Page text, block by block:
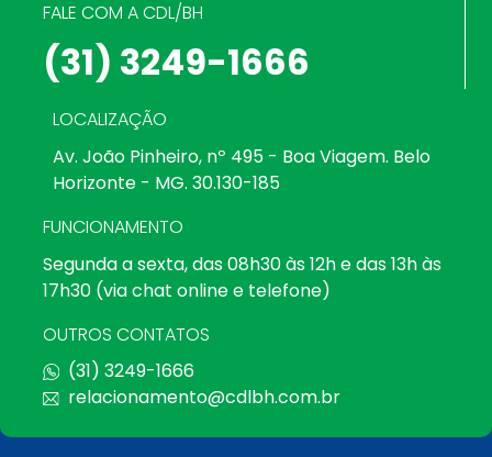
FALE COM A CDL/BH
(31) 3249-1666
LOCALIZAÇÃO
Av. João Pinheiro, nº 495 - Boa Viagem. Belo
Horizonte - MG. 30.130-185
FUNCIONAMENTO
Segunda a sexta, das 08h30 às 12h e das 13h às
17h30 (via chat online e telefone)
OUTROS CONTATOS
(31) 3249-1666
relacionamento@cdlbh.com.br